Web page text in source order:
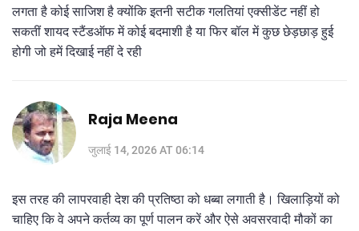
लगता है कोई साजिश है क्योंकि इतनी सटीक गलतियां एक्सीडेंट नहीं हो
सकतीं शायद स्टैंडऑफ में कोई बदमाशी है या फिर बॉल में कुछ छेड़छाड़ हुई
होगी जो हमें दिखाई नहीं दे रही
Raja Meena
जुलाई 14, 2026 AT 06:14
इस तरह की लापरवाही देश की प्रतिष्ठा को धब्बा लगाती है। खिलाड़ियों को
चाहिए कि वे अपने कर्तव्य का पूर्ण पालन करें और ऐसे अवसरवादी मौकों का